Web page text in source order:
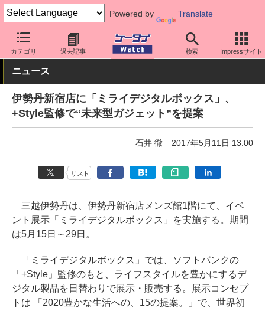
Powered by Translate
カテゴリ 過去記事 検索 Impressサイト
ケータイ Watch キャリア ソフトバンク 周辺機器
ニュース
伊勢丹新宿店に「ミライデジタルボックス」、
+Style監修で“未来型ガジェット”を提案
石井 徹 2017年5月11日 13:00
リスト
三越伊勢丹は、伊勢丹新宿店メンズ館1階にて、イベ
ント展示「ミライデジタルボックス」を実施する。期間
は5月15日～29日。
「ミライデジタルボックス」では、ソフトバンクの
「+Style」監修のもと、ライフスタイルを豊かにするデ
ジタル製品を日替わりで展示・販売する。展示コンセプ
トは 「2020豊かな生活への、15の提案。」で、世界初